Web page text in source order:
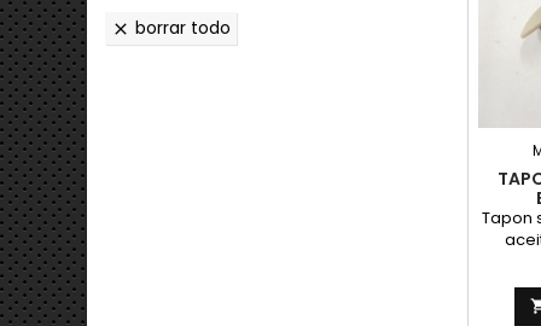
 borrar todo
Tapon